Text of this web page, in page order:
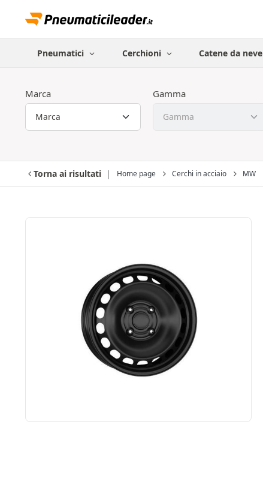
Pneumatici Cerchioni Catene da neve
Marca Gamma
Torna ai risultati Home page Cerchi in acciaio MW